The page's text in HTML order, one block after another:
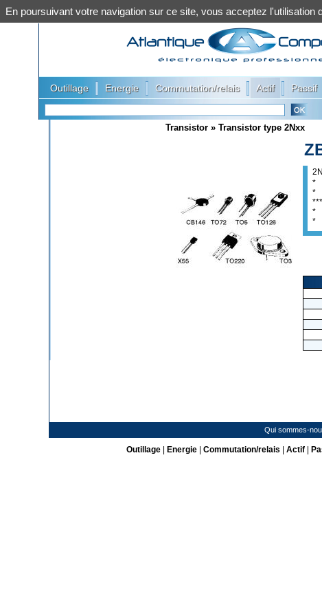
Outillage Energie Commutation/relais Actif Passif
Transistor » Transistor type 2Nxx
Qui sommes-
Outillage| Energie| Commutation/relais Actif|
En poursuivant votre navigation sur ce site, vous acceptez